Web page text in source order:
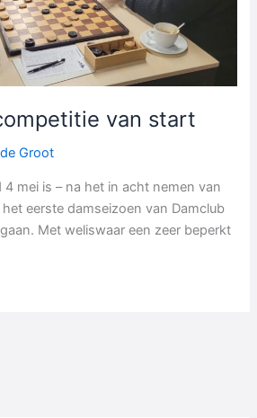
van start
Groot
mei is – na het in acht nemen van
eerste damseizoen van Damclub
Met weliswaar een zeer beperkt